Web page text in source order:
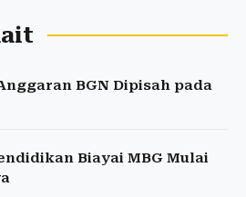
BGN Dipisah pada
Biayai MBG Mulai